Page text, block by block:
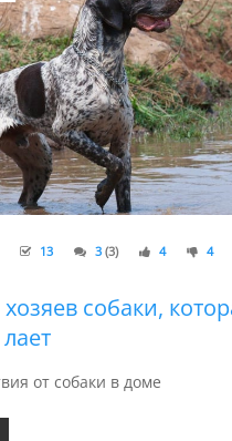
13 3 (3) 4 4
собаки,
от собаки в доме